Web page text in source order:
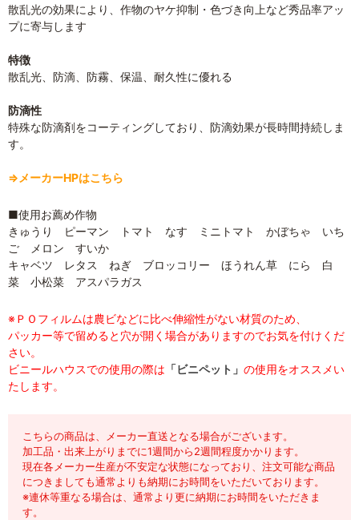
散乱光の効果により、作物のヤケ抑制・色づき向上など秀品率アッ
プに寄与します
特徴
散乱光、防滴、防霧、保温、耐久性に優れる
防滴性
特殊な防滴剤をコーティングしており、防滴効果が長時間持続しま
す。
⇒メーカーHPはこちら
■使用お薦め作物
きゅうり ピーマン トマト なす ミニトマト かぼちゃ いち
ご メロン すいか
キャベツ レタス ねぎ ブロッコリー ほうれん草 にら 白
菜 小松菜 アスパラガス
※ＰＯフィルムは農ビなどに比べ伸縮性がない材質のため、
パッカー等で留めると穴が開く場合がありますのでお気を付けくだ
さい。
ビニールハウスでの使用の際は 「ビニペット」 の使用をオススメい
たします。
こちらの商品は、メーカー直送となる場合がございます。
加工品・出来上がりまでに1週間から2週間程度かかります。
現在各メーカー生産が不安定な状態になっており、注文可能な商品
につきましても通常よりも納期にお時間をいただいております。
※連休等重なる場合は、通常より更に納期にお時間をいただきま
す。